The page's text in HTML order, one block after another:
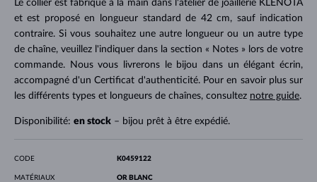
Le collier est fabriqué à la main dans l'atelier de joaillerie KLENOTA
et est proposé en longueur standard de 42 cm, sauf indication
contraire. Si vous souhaitez une autre longueur ou un autre type
de chaîne, veuillez l'indiquer dans la section « Notes » lors de votre
commande. Nous vous livrerons le bijou dans un élégant écrin,
accompagné d'un Certificat d'authenticité. Pour en savoir plus sur
les différents types et longueurs de chaînes, consultez notre guide.
Disponibilité: en stock– bijou prêt à être expédié.
CODE K0459122
MATÉRIAUX
OR BLANC